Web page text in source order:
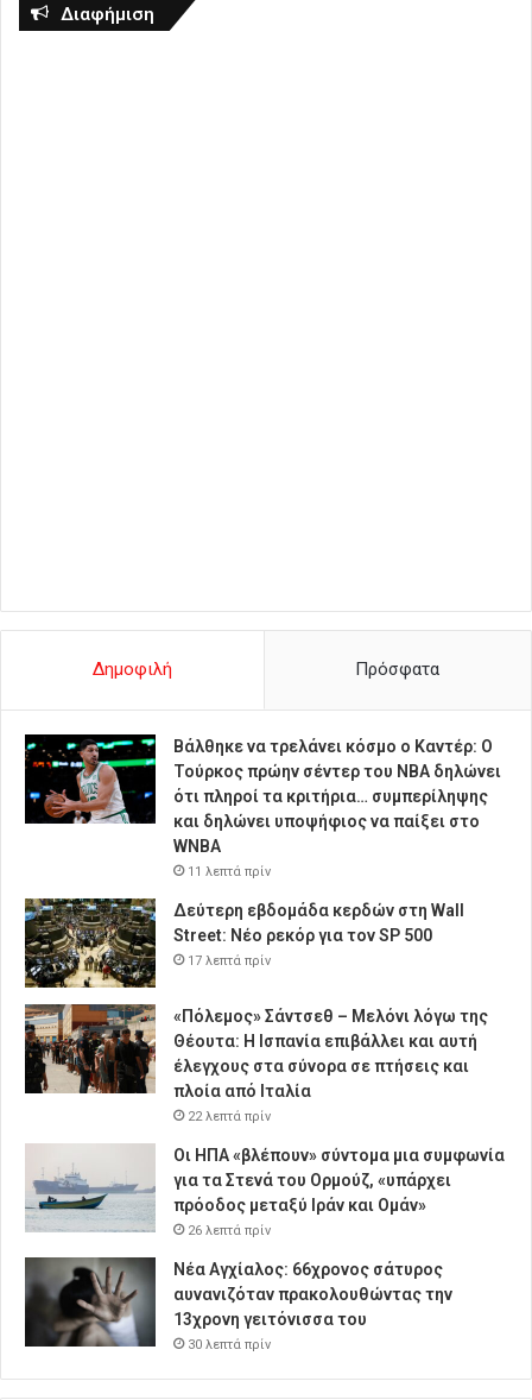
Διαφήμιση
Δημοφιλή Πρόσφατα
Βάλθηκε να τρελάνει κόσμο ο Καντέρ: Ο
Τούρκος πρώην σέντερ του NBA δηλώνει
ότι πληροί τα κριτήρια… συμπερίληψης
και δηλώνει υποψήφιος να παίξει στο
WNBA
11 λεπτά πρίν
Δεύτερη εβδομάδα κερδών στη Wall
Street: Νέο ρεκόρ για τον SP 500
17 λεπτά πρίν
«Πόλεμος» Σάντσεθ – Μελόνι λόγω της
Θέουτα: Η Ισπανία επιβάλλει και αυτή
έλεγχους στα σύνορα σε πτήσεις και
πλοία από Ιταλία
22 λεπτά πρίν
Οι ΗΠΑ «βλέπουν» σύντομα μια συμφωνία
για τα Στενά του Ορμούζ, «υπάρχει
πρόοδος μεταξύ Ιράν και Ομάν»
26 λεπτά πρίν
Νέα Αγχίαλος: 66χρονος σάτυρος
αυνανιζόταν πρακολουθώντας την
13χρονη γειτόνισσα του
30 λεπτά πρίν